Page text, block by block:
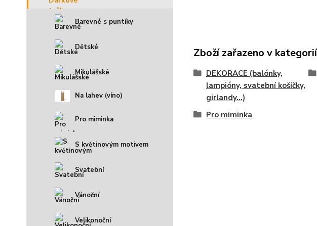
Barevné s puntíky
Dětské
Mikulášské
Na lahev (víno)
Pro miminka
S květinovým motivem
Svatební
Vánoční
Velikonoční
Zboží zařazeno v
DEKORACE (balónky,
lampióny, svatební košíčky,
girlandy...)
Pro miminka